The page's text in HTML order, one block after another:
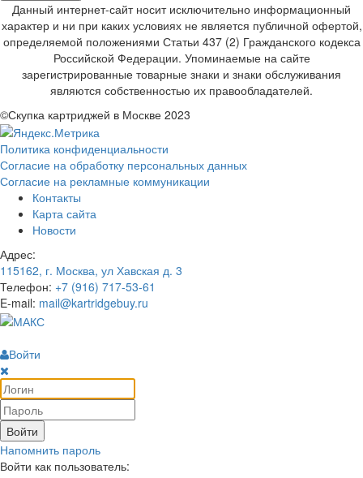
Данный интернет-сайт носит исключительно информационный
характер и ни при каких условиях не является публичной офертой,
определяемой положениями Статьи 437 (2) Гражданского кодекса
Российской Федерации. Упоминаемые на сайте
зарегистрированные товарные знаки и знаки обслуживания
являются собственностью их правообладателей.
©Скупка картриджей в Москве 2023
Политика конфиденциальности
Согласие на обработку персональных данных
Согласие на рекламные коммуникации
Контакты
Карта сайта
Новости
Адрес:
115162, г. Москва, ул Хавская д. 3
Телефон: +7 (916) 717-53-61
E-mail: mail@kartridgebuy.ru
Войти
Войти
Напомнить пароль
Войти как пользователь: